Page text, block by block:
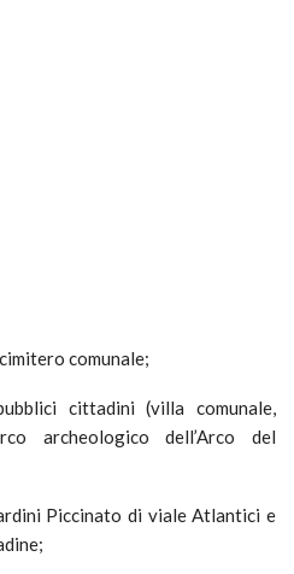
comunale;
cittadini (villa comunale,
archeologico dell’Arco del
Piccinato di viale Atlantici e